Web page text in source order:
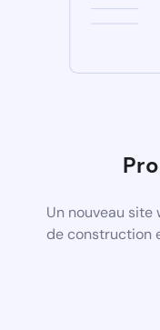
Un nouveau site
de construction